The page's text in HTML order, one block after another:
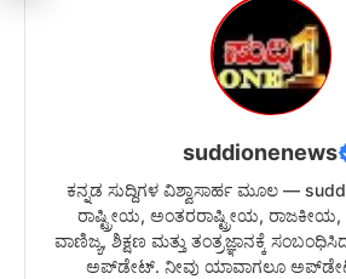
suddionenews
ಕನ್ನಡ ಸುದ್ದಿಗಳ ವಿಶ್ವಾಸಾರ್ಹ ಮೂಲ —
ರಾಷ್ಟ್ರೀಯ, ಅಂತರರಾಷ್ಟ್ರೀಯ,
ವಾಣಿಜ್ಯ, ಶಿಕ್ಷಣ ಮತ್ತು ತಂತ್ರಜ್ಞಾನಕ್ಕೆ
ಅಪ್‌ಡೇಟ್. ನೀವು ಯಾವಾಗಲೂ